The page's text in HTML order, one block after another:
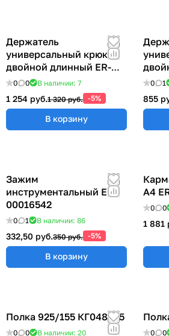
Держатель
универсальный крюк
двойной длинный ER-
00012769
0 0 В наличии: 7
1 254 руб.1 320 руб. -5%
В корзину
0 1
855
Зажим
инструментальный ER-
00016542
0 1 В наличии: 86
332,50 руб.350 руб. -5%
В корзину
А4
0 0
1 881
Полка 925/155 КГ048825
0 0 В наличии: 20 0 0